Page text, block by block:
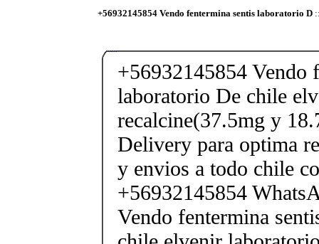
+56932145854 Vendo fentermina sentis laboratorio D::
+56932145854 Vendo
laboratorio De chile
recalcine(37.5mg y
Delivery para optima
y envios a todo chile
+56932145854
Vendo fentermina